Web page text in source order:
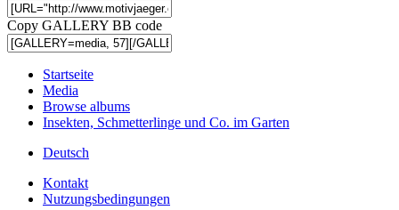
Copy GALLERY BB code
Startseite
Media
Browse albums
Insekten, Schmetterlinge und Co. im Garten
Deutsch
Kontakt
Nutzungsbedingungen